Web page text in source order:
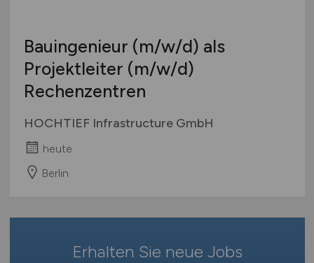
Mecklenburg-Vorpommern
Niedersachsen
Nordrhein-Westfalen
Saarland
Sachsen
Sachsen-Anhalt
Österreich
Bauingenieur (m/w/d) als
Projektleiter (m/w/d)
Rechenzentren
HOCHTIEF Infrastructure GmbH
heute
Berlin
Erhalten Sie neue Jobs